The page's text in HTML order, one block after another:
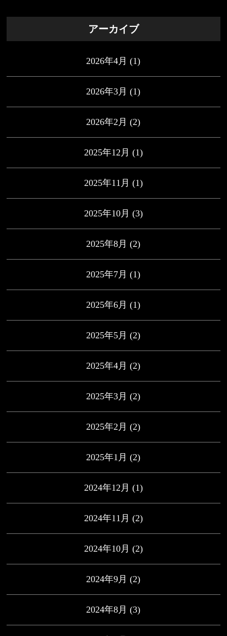
アーカイブ
2026年4月 (1)
2026年3月 (1)
2026年2月 (2)
2025年12月 (1)
2025年11月 (1)
2025年10月 (3)
2025年8月 (2)
2025年7月 (1)
2025年6月 (1)
2025年5月 (2)
2025年4月 (2)
2025年3月 (2)
2025年2月 (2)
2025年1月 (2)
2024年12月 (1)
2024年11月 (2)
2024年10月 (2)
2024年9月 (2)
2024年8月 (3)